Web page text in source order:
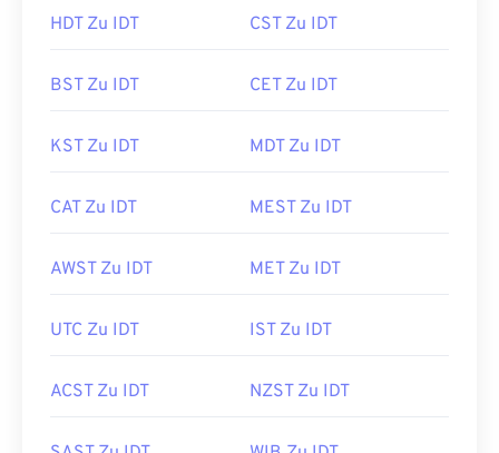
HDT Zu IDT CST Zu IDT
BST Zu IDT CET Zu IDT
KST Zu IDT MDT Zu IDT
CAT Zu IDT MEST Zu IDT
AWST Zu IDT MET Zu IDT
UTC Zu IDT IST Zu IDT
ACST Zu IDT NZST Zu IDT